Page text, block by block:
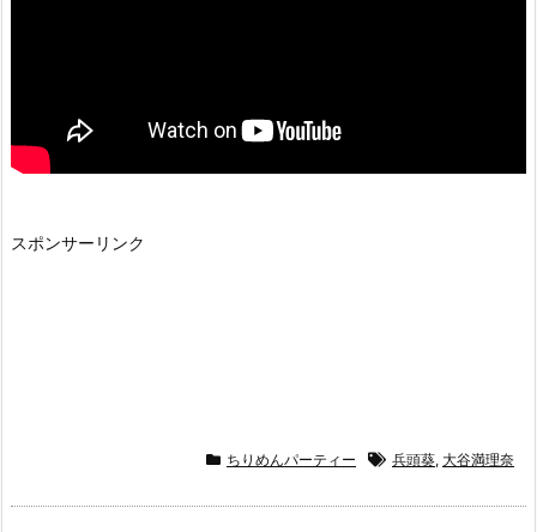
スポンサーリンク
ちりめんパーティー 兵頭葵, 大谷満理奈